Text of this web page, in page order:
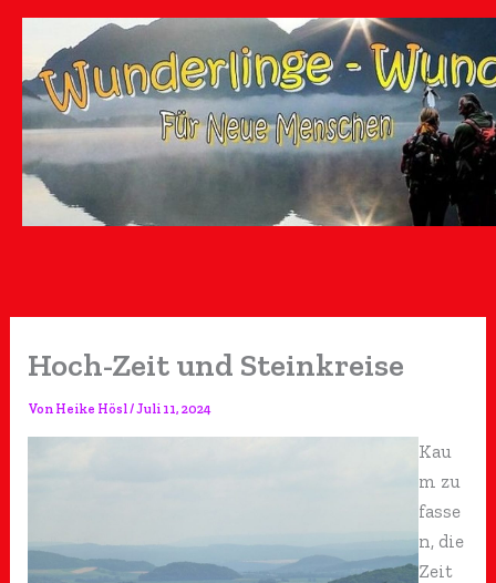
Zum
springen
Hoch-Zeit und Steinkreise
Von Heike Hösl/Juli 11, 2024
Kau
m zu
fasse
n, die
Zeit